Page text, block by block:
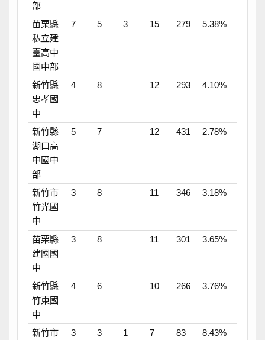
部
苗栗縣
私立建
臺高中
國中部
7 5 3 15 279 5.38%
新竹縣
忠孝國
中
4 8 12 293 4.10%
新竹縣
湖口高
中國中
部
5 7 12 431 2.78%
新竹市
竹光國
中
3 8 11 346 3.18%
苗栗縣
建國國
中
3 8 11 301 3.65%
新竹縣
竹東國
中
4 6 10 266 3.76%
新竹市 3 3 1 7 83 8.43%